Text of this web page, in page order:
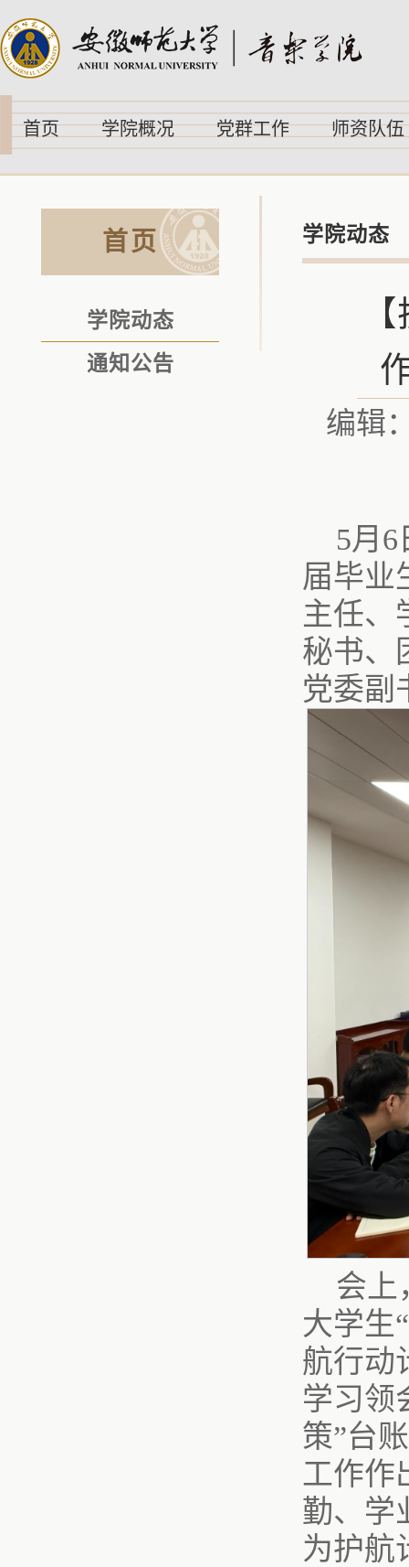
首页 学院概况 党群工作 师资队伍
首页
学院动态
通知公告
学院动态
编辑
5月
届毕业
主任、
秘书、
党委副
会上
大学生
航行动
学习领
策”台
工作作
勤、学
为护航